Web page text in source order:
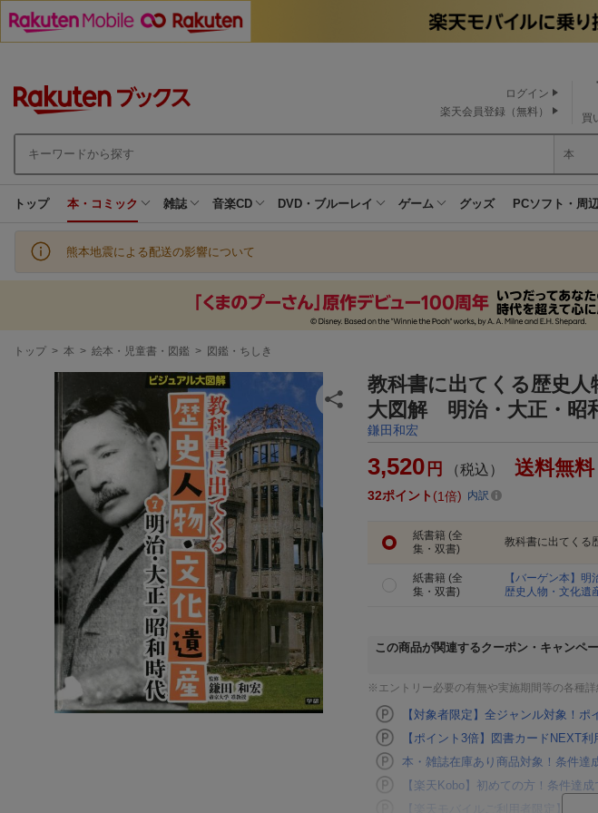
買
ログイン
楽天会員登録（無料）
本
トップ 本・コミック 雑誌 音楽CD DVD・ブルーレイ ゲーム グッズ PCソフト・周
熊本地震による配送の影響について
現
トップ > 本 > 絵本・児童書・図鑑 > 図鑑・ちしき
教科書に出てくる歴史
大図解 明治・大正・昭
鎌田和宏
3,520 円 （税込） 送料無料
32ポイント 1倍 内訳
紙書籍 (全
集・双書)
教科書に出てくる
紙書籍 (全
集・双書)
【バーゲン本】
歴史人物・文化遺
この商品が関連するクーポン・キャンペ
※エントリー必要の有無や実施期間等の各種
【対象者限定】全ジャンル対象！
【ポイント3倍】図書カードNEXT
本・雑誌在庫あり商品対象！条件達
【楽天Kobo】初めての方！条件達
【楽天モバイルご利用者限定】条件